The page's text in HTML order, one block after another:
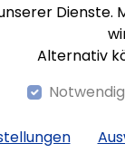
Dienste.
Alternativ
Notwendig